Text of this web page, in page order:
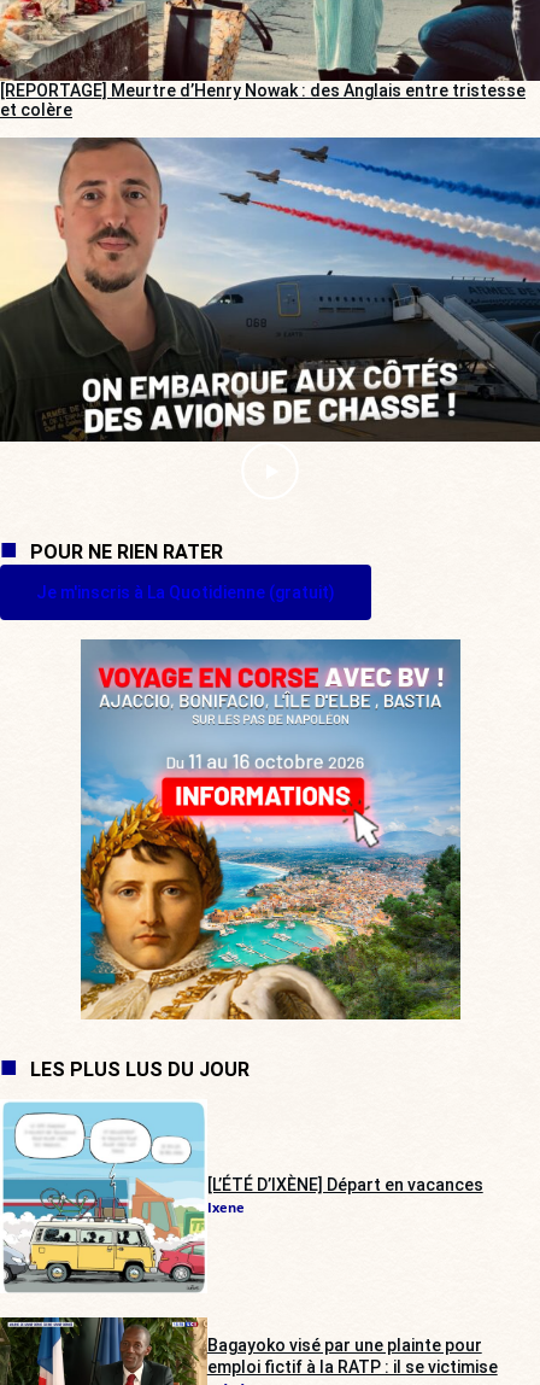
[REPORTAGE] Meurtre d’Henry Nowak : des Anglais entre tristesse
et colère
POUR NE RIEN RATER
Je m'inscris à La Quotidienne (gratuit)
LES PLUS LUS DU JOUR
[L’ÉTÉ D’IXÈNE] Départ en vacances
Ixene
Bagayoko visé par une plainte pour
emploi fictif à la RATP : il se victimise